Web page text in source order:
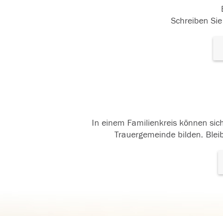
Schreiben
In einem Familienkreis können
Trauergemeinde bilden.